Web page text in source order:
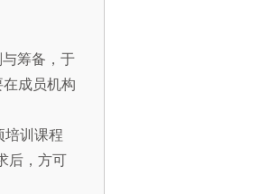
筹备，于
在成员机构
培训课程
后，方可